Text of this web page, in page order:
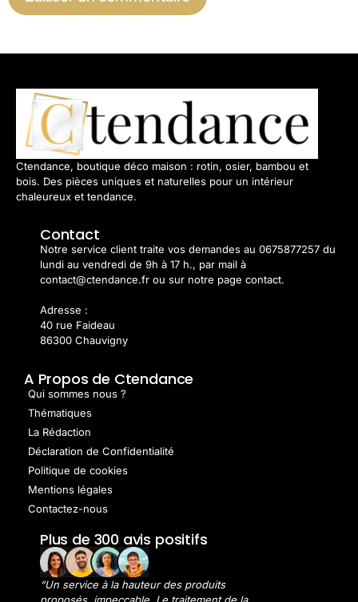
Ctendance, boutique déco maison : rotin, osier, bambou et
bois. Des pièces uniques et naturelles pour un intérieur
chaleureux et tendance.
Contact
Notre service client traite vos demandes au 0675877257 du
lundi au vendredi de 9h à 17 h., par mail à
contact@ctendance.fr ou sur notre page contact.
Adresse :
40 rue Faideau
86300 Chauvigny
A Propos de Ctendance
Qui sommes nous ?
Thématiques
La Rédaction
Déclaration de Confidentialité
Politique de cookies
Mentions légales
Contactez-nous
Plus de 300 avis positifs
“Un service à la hauteur des produits
proposés, impeccable. Le traitement de la